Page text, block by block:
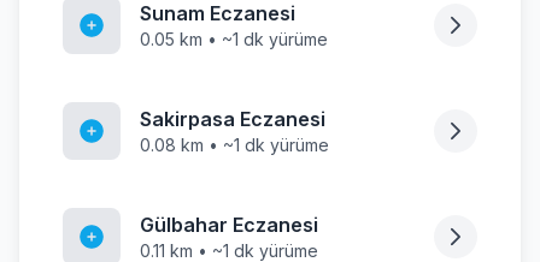
Sunam Eczanesi
0.05 km • ~1 dk yürüme
Sakirpasa Eczanesi
0.08 km • ~1 dk yürüme
Gülbahar Eczanesi
0.11 km • ~1 dk yürüme